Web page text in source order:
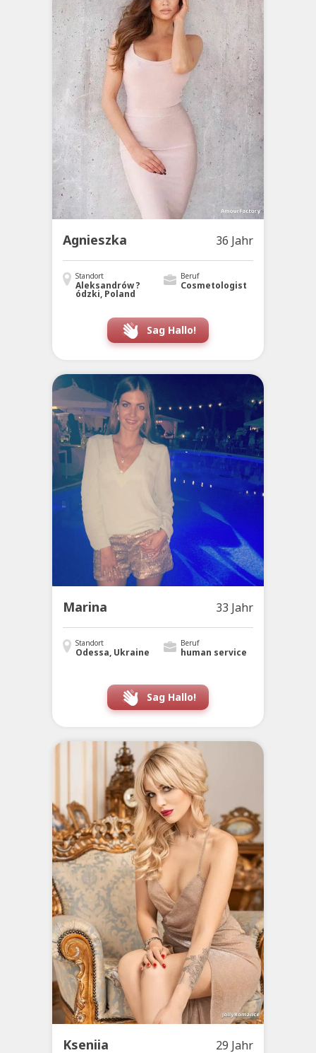
Agnieszka 36 Jahr
Standort
Aleksandrów ?
ódzki, Poland
Beruf
Cosmetologist
Sag Hallo!
Marina 33 Jahr
Standort
Odessa, Ukraine
Beruf
human service
Sag Hallo!
Kseniia 29 Jahr